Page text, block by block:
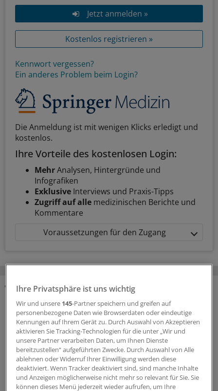
Jetzt anmelden »
Kostenlos registrieren »
Kennwort vergessen?
Ein anderes Problem beim Login?
Die Anmeldung ist mit wenigen Klicks erledigt und
kostenlos.
Ihre Vorteile des kostenlosen Login:
MehrAnalysen, Hintergründe und
Infografiken
Exklusive Interviews und Praxis-Tipps
Zugriff auf alle medizinischen Berichte und
Kommentare
Voraussetzungen für den Zugang
MEHR ZUM THEMA
Interview zum Hitzesommer
Buhlinger-Göpfarth: „Mit Plänen allein retten wir
niemanden vor dem Hitzetod!“
Der Staat verlasse sich beim Hitzeschutz auf allen
Ebenen auf Hausarztpraxen und Kliniken, sagt die
Bundesvorsitzende des Hausärztinnen- und
Hausärzteverbands, Nicola Buhlinger-Göpfarth. Eine
Ihre Privatsphäre ist uns wichtig
Wir und unsere 145-Partner speichern und greifen auf
personenbezogene Daten wie Browserdaten oder eindeutige
Kennungen auf Ihrem Gerät zu. Durch Auswahl von Akzeptieren
aktivieren Sie Tracking-Technologien für die unter „Wir und
unsere Partner verarbeiten Daten, um Ihnen Dienste
bereitzustellen“ aufgeführten Zwecke. Durch Auswahl von Alle
ablehnen oder Widerruf Ihrer Einwilligung werden diese
deaktiviert. Wenn Tracker deaktiviert sind, sind manche Inhalte
und Anzeigen möglicherweise nicht mehr so relevant für Sie. Sie
können dieses Menü jederzeit wieder aufrufen, um Ihre